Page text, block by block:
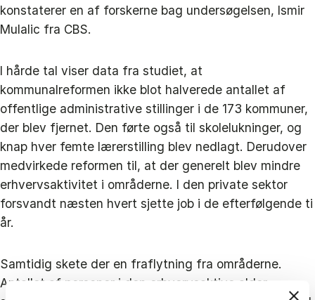
konstaterer en af forskerne bag undersøgelsen, Ismir
Mulalic fra CBS.
I hårde tal viser data fra studiet, at
kommunalreformen ikke blot halverede antallet af
offentlige administrative stillinger i de 173 kommuner,
der blev fjernet. Den førte også til skolelukninger, og
knap hver femte lærerstilling blev nedlagt. Derudover
medvirkede reformen til, at der generelt blev mindre
erhvervsaktivitet i områderne. I den private sektor
forsvandt næsten hvert sjette job i de efterfølgende ti
år.
Samtidig skete der en fraflytning fra områderne.
Antallet af personer i den erhvervsaktive alder